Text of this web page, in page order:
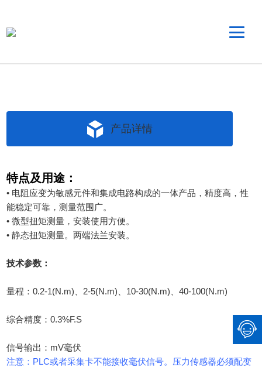
产品详情
特点及用途：
• 电阻应变为敏感元件和集成电路构成的一体产品，精度高，性
能稳定可靠，测量范围广。
• 微型扭矩测量，安装使用方便。
• 静态扭矩测量。两端法兰安装。
技术参数：
量程：0.2-1(N.m)、2-5(N.m)、10-30(N.m)、40-100(N.m)
综合精度：0.3%F.S
信号输出：mV毫伏
注意：PLC或者采集卡不能接收毫伏信号。压力传感器必须配变